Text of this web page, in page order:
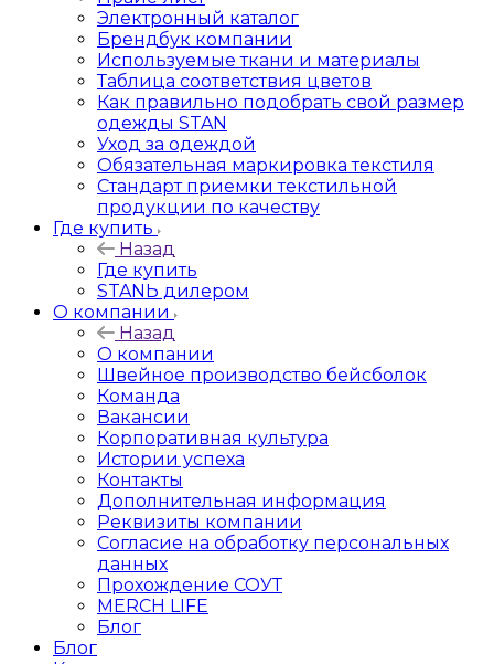
Электронный каталог
Брендбук компании
Используемые ткани и материалы
Таблица соответствия цветов
Как правильно подобрать свой размер
одежды STAN
Уход за одеждой
Обязательная маркировка текстиля
Стандарт приемки текстильной
продукции по качеству
Где купить
Назад
Где купить
STANЬ дилером
О компании
Назад
О компании
Швейное производство бейсболок
Команда
Вакансии
Корпоративная культура
Истории успеха
Контакты
Дополнительная информация
Реквизиты компании
Согласие на обработку персональных
данных
Прохождение СОУТ
MERCH LIFE
Блог
Блог